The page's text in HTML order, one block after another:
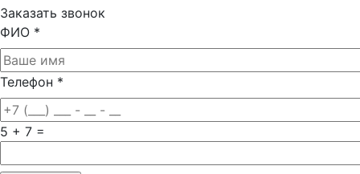
Заказать звонок
ФИО *
Телефон *
5 + 7 =